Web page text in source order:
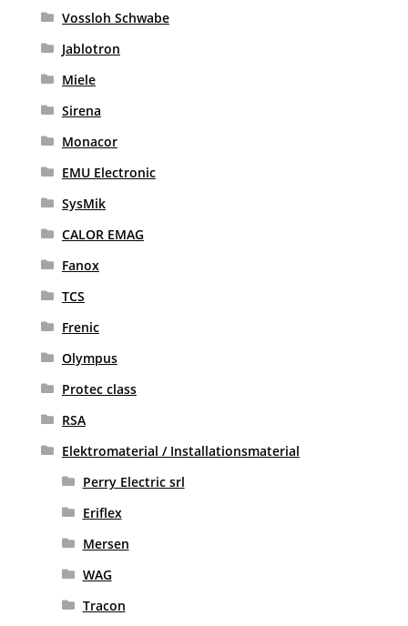
Vossloh Schwabe
Jablotron
Miele
Sirena
Monacor
EMU Electronic
SysMik
CALOR EMAG
Fanox
TCS
Frenic
Olympus
Protec class
RSA
Elektromaterial / Installationsmaterial
Perry Electric srl
Eriflex
Mersen
WAG
Tracon